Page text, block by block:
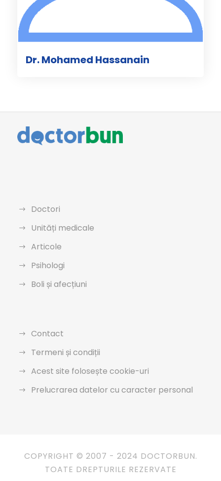
Dr. Mohamed Hassanain
Doctori
Unități medicale
Articole
Psihologi
Boli și afecțiuni
Contact
Termeni și condiții
Acest site folosește cookie-uri
Prelucrarea datelor cu caracter personal
COPYRIGHT © 2007 - 2024 DOCTORBUN.
TOATE DREPTURILE REZERVATE